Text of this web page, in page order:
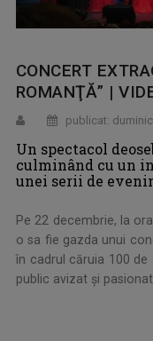
CONCERT
ROMANŢĂ” |
publicat:
Un spectacol
culminând cu un
unei serii de
Pe 22 decembrie, la
o sa fie gazda unui
în cadrul căruia 100
public avizat și